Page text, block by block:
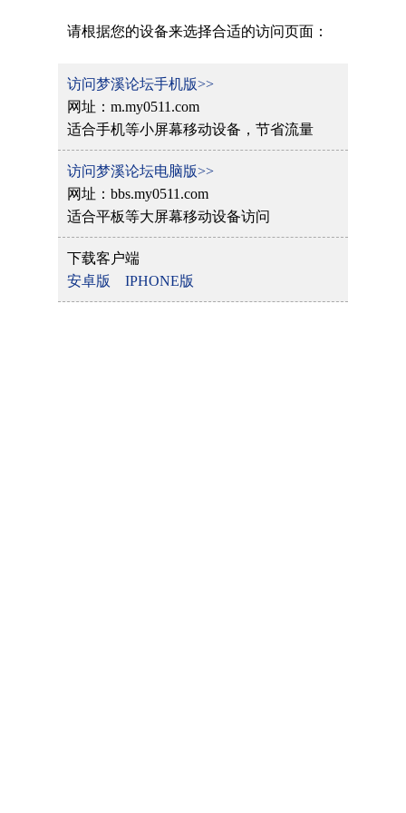
请根据您的设备来选择合适的访问页面：
访问梦溪论坛手机版>>
网址：m.my0511.com
适合手机等小屏幕移动设备，节省流量
访问梦溪论坛电脑版>>
网址：bbs.my0511.com
适合平板等大屏幕移动设备访问
下载客户端
安卓版
IPHONE版